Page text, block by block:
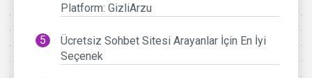
Platform: GizliArzu
Ücretsiz Sohbet Sitesi Arayanlar İçin En İyi
Seçenek